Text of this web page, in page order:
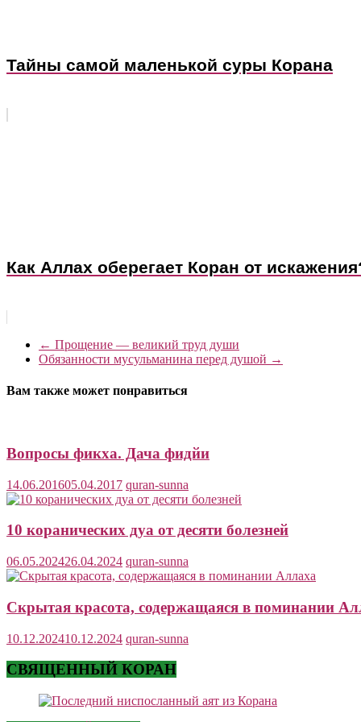
Тайны самой маленькой суры Корана
Как Аллах оберегает Коран от
← Прощение — великий труд души
Обязанности мусульманина перед душой →
Вам также может понравиться
Вопросы фикха. Дача фидйи
14.06.201605.04.2017 quran-sunna
10 коранических дуа от десяти болезней
06.05.202426.04.2024 quran-sunna
Скрытая красота, содержащаяся в поминании
10.12.202410.12.2024 quran-sunna
СВЯЩЕННЫЙ КОРАН